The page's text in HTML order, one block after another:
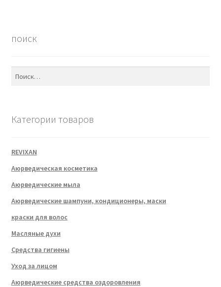
поиск
Категории товаров
REVIXAN
Аюрведическая косметика
Аюрведические мыла
Аюрведические шампуни, кондиционеры, маски
краски для волос
Масляные духи
Средства гигиены
Уход за лицом
Аюрведические средства оздоровления